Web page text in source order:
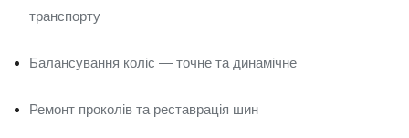
транспорту
Балансування коліс — точне та динамічне
Ремонт проколів та реставрація шин